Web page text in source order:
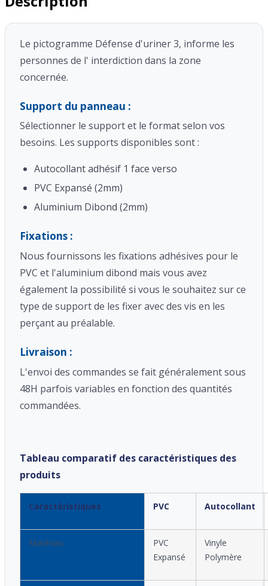
Le pictogramme Défense d'uriner 3, informe les
personnes de l' interdiction dans la zone
concernée.
Support du panneau :
Sélectionner le support et le format selon vos
besoins. Les supports disponibles sont :
Autocollant adhésif 1 face verso
PVC Expansé (2mm)
Aluminium Dibond (2mm)
Fixations :
Nous fournissons les fixations adhésives pour le
PVC et l'aluminium dibond mais vous avez
également la possibilité si vous le souhaitez sur ce
type de support de les fixer avec des vis en les
perçant au préalable.
Livraison :
L'envoi des commandes se fait généralement sous
48H parfois variables en fonction des quantités
commandées.
Tableau comparatif des caractéristiques des
produits
Caractéristiques PVC Autocollant
Matériau
PVC
Expansé
Vinyle
Polymère